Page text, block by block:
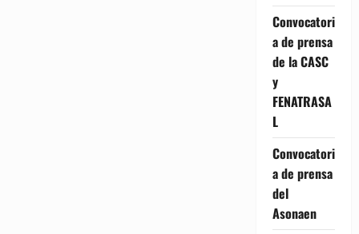
Convocatori
a de prensa
de la CASC
y
FENATRASA
L
Convocatori
a de prensa
del
Asonaen